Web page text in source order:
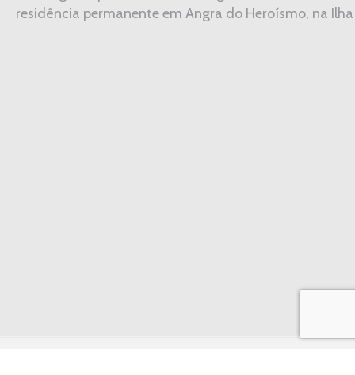
residência permanente em Angra do Heroísmo, na